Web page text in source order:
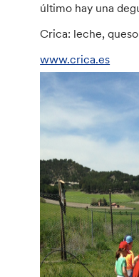
último hay una
Crica: leche,
www.crica.es